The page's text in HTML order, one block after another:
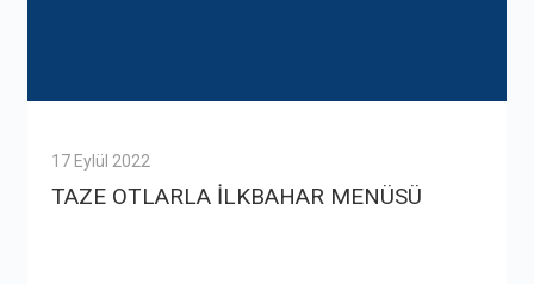
17 Eylül 2022
TAZE OTLARLA İLKBAHAR MENÜSÜ